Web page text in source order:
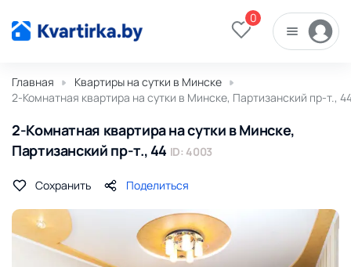
0
Главная
Квартиры на сутки в Минске
2-Комнатная квартира на сутки в Минске, Партизанский пр-т.,
2-Комнатная квартира на сутки в Минске,
Партизанский пр-т., 44 ID: 4003
Сохранить Поделиться